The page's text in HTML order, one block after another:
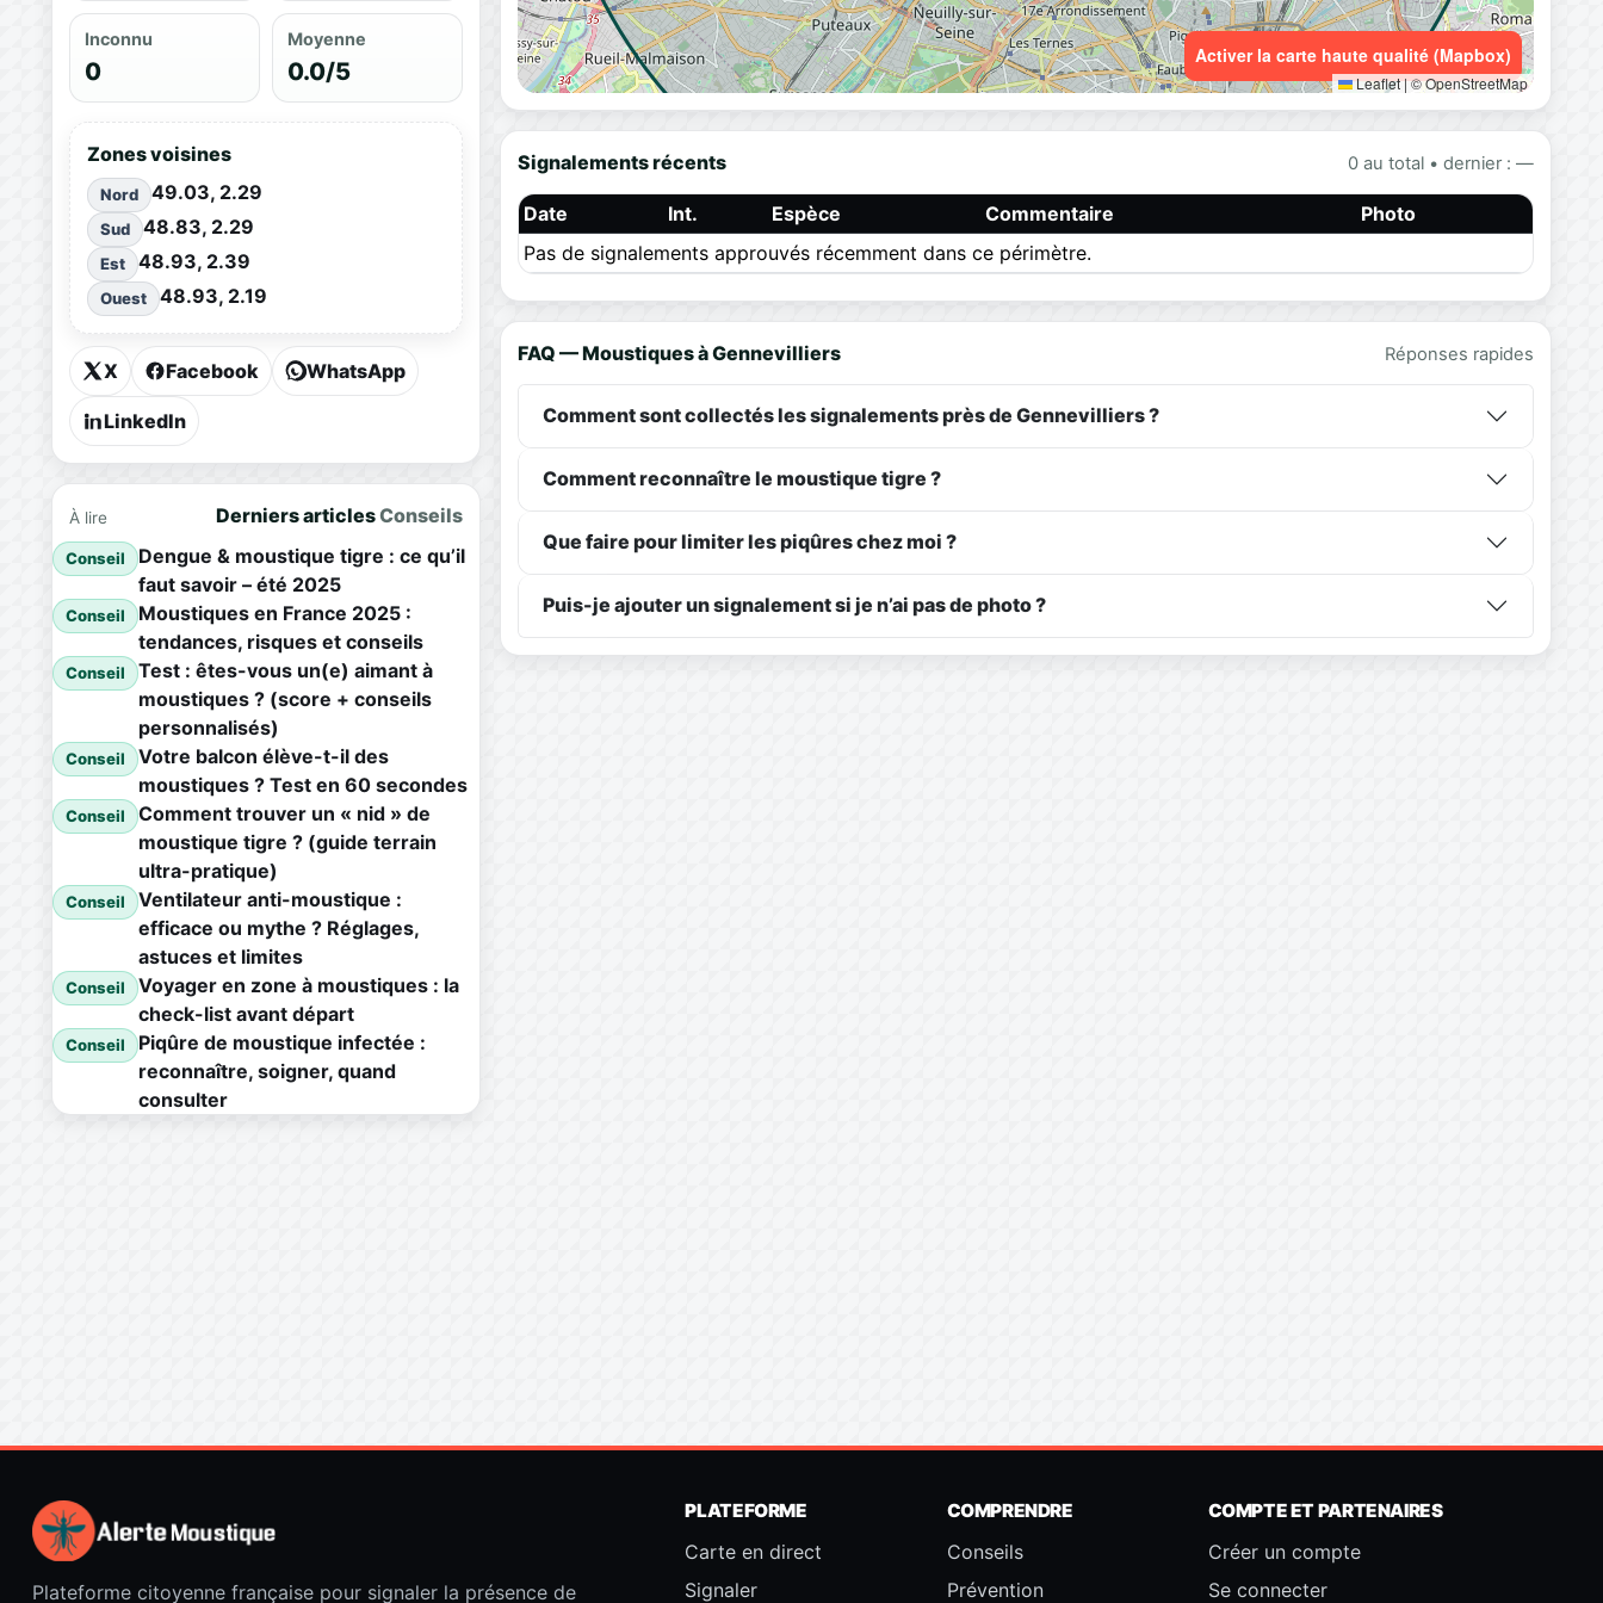
Inconnu
0
Moyenne
0.0/5
Zones voisines
Nord 49.03, 2.29
Sud 48.83, 2.29
Est 48.93, 2.39
Ouest 48.93, 2.19
X Facebook WhatsApp
LinkedIn
À lire Derniers articlesConseils
Conseil
Dengue & moustique tigre : ce qu’il
faut savoir – été 2025
Conseil
Moustiques en France 2025 :
tendances, risques et conseils
Conseil
Test : êtes-vous un(e) aimant à
moustiques ? (score + conseils
personnalisés)
Conseil
Votre balcon élève-t-il des
moustiques ? Test en 60 secondes
Conseil
Comment trouver un « nid » de
moustique tigre ? (guide terrain
ultra-pratique)
Conseil
Ventilateur anti-moustique :
efficace ou mythe ? Réglages,
astuces et limites
Conseil
Voyager en zone à moustiques : la
check-list avant départ
Conseil
Piqûre de moustique infectée :
reconnaître, soigner, quand
consulter
Leaflet|© OpenStreetMap
Activer la carte haute qualité (Mapbox)
Signalements récents 0 au total • dernier : —
Date Int. Espèce Commentaire
Photo
Pas de signalements approuvés récemment dans ce périmètre.
FAQ — Moustiques à Gennevilliers Réponses rapides
Comment sont collectés les signalements près de Gennevilliers ?
Comment reconnaître le moustique tigre ?
Que faire pour limiter les piqûres chez moi ?
Puis-je ajouter un signalement si je n’ai pas de photo ?
Plateforme citoyenne française pour signaler la présence de
PLATEFORME
Carte en direct
Signaler
COMPRENDRE
Conseils
Prévention
COMPTE ET PARTENAIRES
Créer un compte
Se connecter